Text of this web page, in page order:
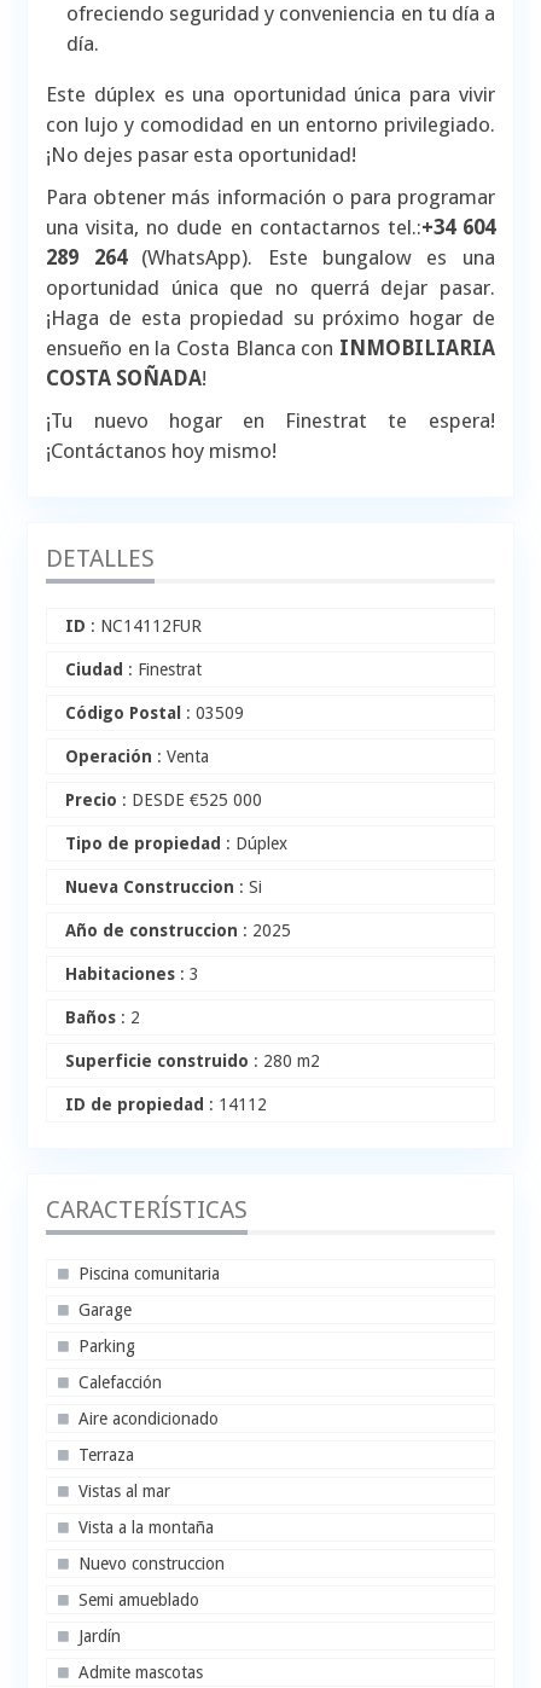
ofreciendo seguridad y conveniencia en tu día a
día.
Este dúplex es una oportunidad única para vivir
con lujo y comodidad en un entorno privilegiado.
¡No dejes pasar esta oportunidad!
Para obtener más información o para programar
una visita, no dude en contactarnos tel.:+34 604
289 264(WhatsApp). Este bungalow es una
oportunidad única que no querrá dejar pasar.
¡Haga de esta propiedad su próximo hogar de
ensueño en la Costa Blanca con INMOBILIARIA
COSTA SOÑADA!
¡Tu nuevo hogar en Finestrat te espera!
¡Contáctanos hoy mismo!
DETALLES
ID : NC14112FUR
Ciudad : Finestrat
Código Postal : 03509
Operación : Venta
Precio : DESDE€525 000
Tipo de propiedad : Dúplex
Nueva Construccion : Si
Año de construccion : 2025
Habitaciones : 3
Baños : 2
Superficie construido : 280 m2
ID de propiedad : 14112
CARACTERÍSTICAS
Piscina comunitaria
Garage
Parking
Calefacción
Aire acondicionado
Terraza
Vistas al mar
Vista a la montaña
Nuevo construccion
Semi amueblado
Jardín
Admite mascotas